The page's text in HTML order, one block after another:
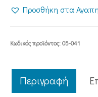
ΜΕΛΩΔΙΑ
ΜΕ
ΦΤΕΡΟ
Προσθήκη στα
Κωδικός προϊόντος:05-041
Περιγραφή